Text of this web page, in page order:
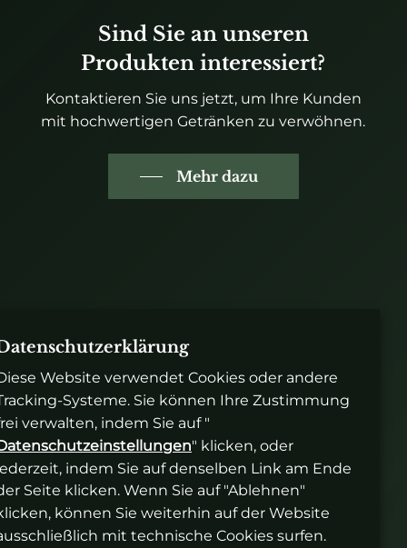
Sind Sie an unseren
Produkten interessiert?
Kontaktieren Sie uns jetzt, um Ihre Kunden
mit hochwertigen Getränken zu verwöhnen.
Mehr dazu
Drink & Spirits Srl
Industriezone 2
39021 Latsch BZ
MwSt: IT02388970218
Kontakt
Website verwendet Cookies oder andere
Systeme. Sie können Ihre Zustimmung
verwalten, indem Sie auf "
" klicken, oder
indem Sie auf denselben Link am Ende
Seite klicken. Wenn Sie auf "Ablehnen"
können Sie weiterhin auf der Website
mit technische Cookies surfen.